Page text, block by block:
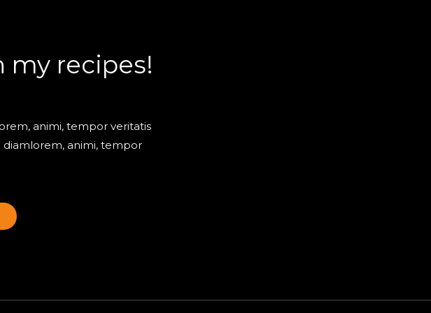
my recipes!
animi, tempor veritatis
animi, tempor